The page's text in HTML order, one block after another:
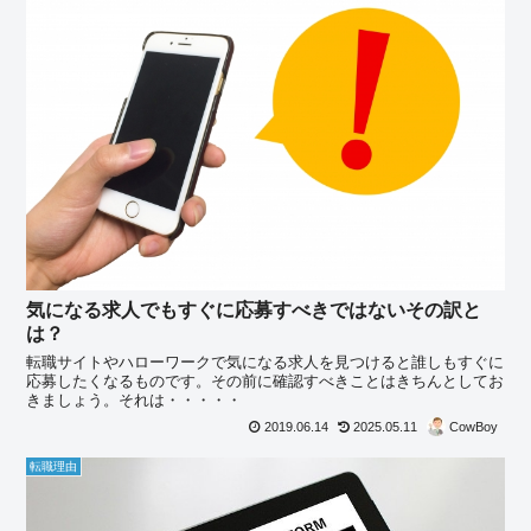
気になる求人でもすぐに応募すべきではないその訳と
は？
転職サイトやハローワークで気になる求人を見つけると誰しもすぐに
応募したくなるものです。その前に確認すべきことはきちんとしてお
きましょう。それは・・・・・
2019.06.14 2025.05.11 CowBoy
転職理由